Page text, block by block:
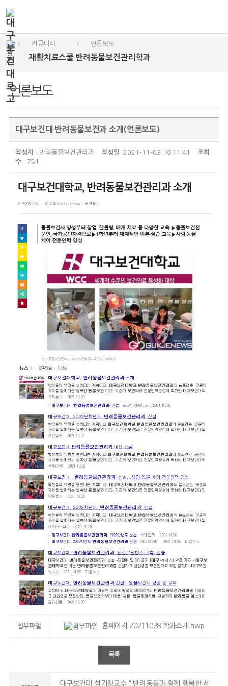
재활치료스쿨 반려동물보건관리학과
> 커뮤니티 > 언론보도
언론보도
대구보건대 반려동물보건과 소개(언론보도)
작성자 : 반려동물보건관리과 작성일 :2021-11-03 10:11:41
조회
수 : 751
첨부파일 홈페이지 20211028 학과소개.hwp
목록
대구보건대 성기창교수 " 반려동물과 함께 행복한 세